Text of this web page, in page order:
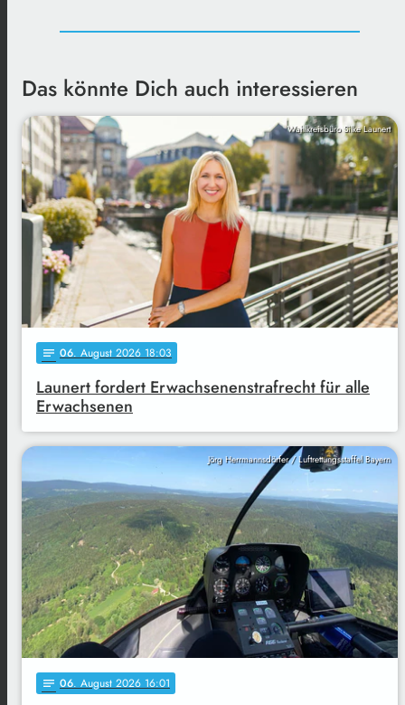
Das könnte Dich auch interessieren
Wahlkreisbüro Silke Launert
notes 06. August 2026 18:03
Launert fordert Erwachsenenstrafrecht für alle
Erwachsenen
Jörg Herrmannsdörfer / Luftrettungsstaffel Bayern
notes 06. August 2026 16:01